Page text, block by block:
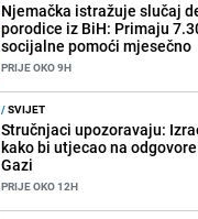
Njemačka istražuje slučaj
porodice iz BiH: Primaju
socijalne pomoći mjesečno
PRIJE OKO 9H
/SVIJET
Stručnjaci upozoravaju:
kako bi utjecao na
Gazi
PRIJE OKO 12H